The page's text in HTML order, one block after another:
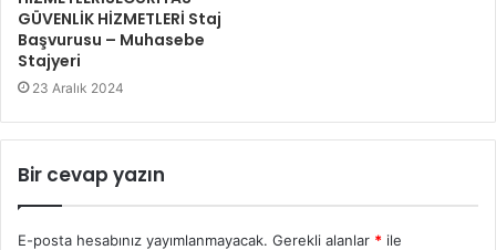
GÜVENLİK HİZMETLERİ Staj
Başvurusu – Muhasebe
Stajyeri
23 Aralık 2024
Bir cevap yazın
E-posta hesabınız yayımlanmayacak. Gerekli alanlar * ile